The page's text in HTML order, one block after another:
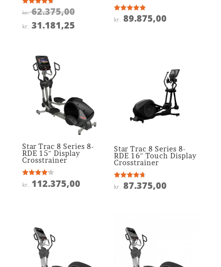
Vurderet
4.7
ud af 5
kr.62.375,00Den
oprindelige
kr. 31.181,25Den
Vurderet
4.9
kr. 89.875,00
Star Trac 8 Series 8-
RDE 15″ Display
Crosstrainer
Vurderet
4.2
kr. 112.375,00
Star Trac 8 Series 8-
RDE 16″ Touch Display
Crosstrainer
Vurderet
4.7
kr. 87.375,00